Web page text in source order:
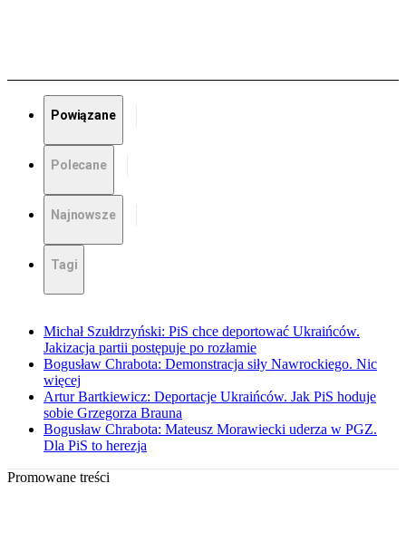
Powiązane
Polecane
Najnowsze
Tagi
Michał Szułdrzyński: PiS chce deportować Ukraińców.
Jakizacja partii postępuje po rozłamie
Bogusław Chrabota: Demonstracja siły Nawrockiego. Nic
więcej
Artur Bartkiewicz: Deportacje Ukraińców. Jak PiS hoduje
sobie Grzegorza Brauna
Bogusław Chrabota: Mateusz Morawiecki uderza w PGZ.
Dla PiS to herezja
Promowane treści